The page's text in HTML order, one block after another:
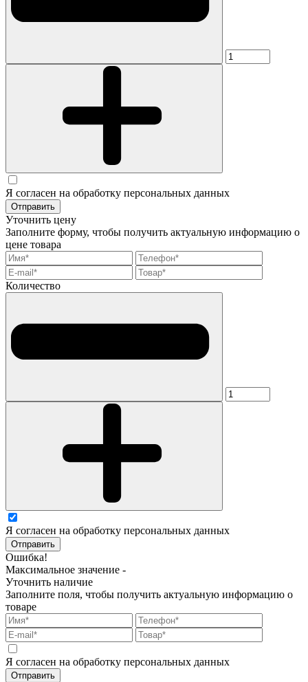
Я согласен на обработку персональных данных
Отправить
Уточнить цену
Заполните форму, чтобы получить актуальную информацию о
цене товара
Количество
Я согласен на обработку персональных данных
Отправить
Ошибка!
Максимальное значение -
Уточнить наличие
Заполните поля, чтобы получить актуальную информацию о
товаре
Я согласен на обработку персональных данных
Отправить